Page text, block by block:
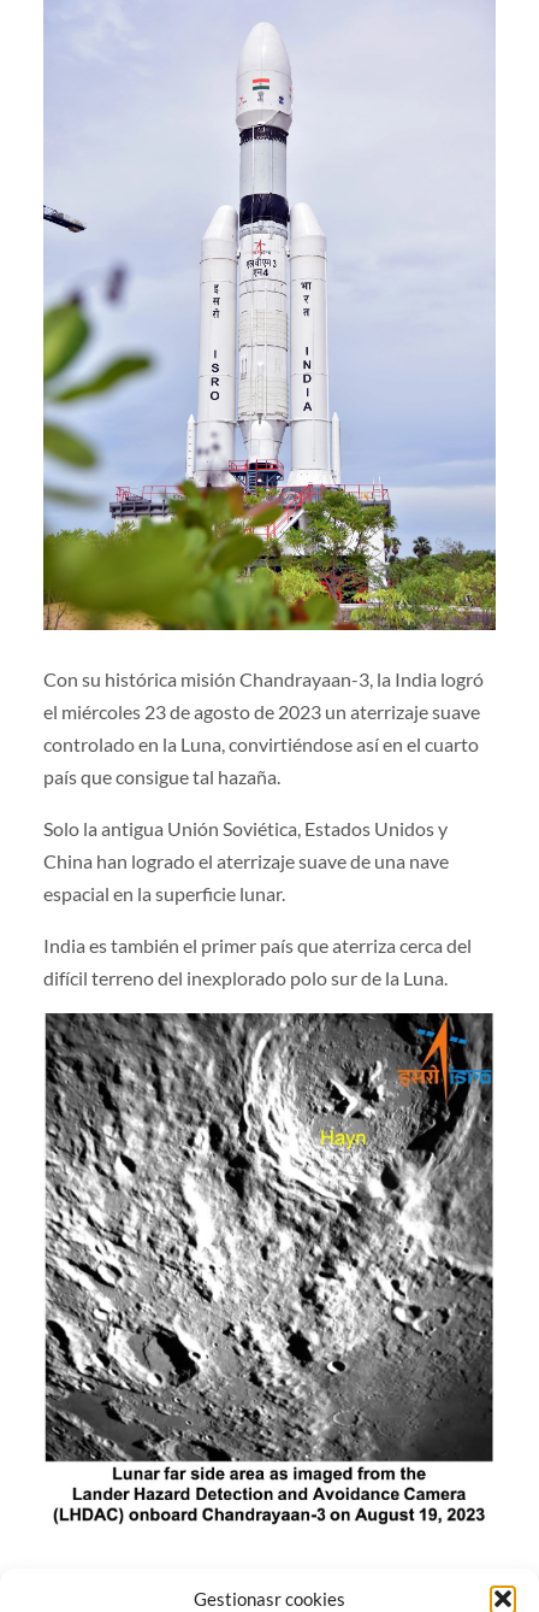
Gestionasr cookies
Con su histórica misión Chandrayaan-3, la India logró
el miércoles 23 de agosto de 2023 un aterrizaje suave
controlado en la Luna, convirtiéndose así en el cuarto
país que consigue tal hazaña.
Solo la antigua Unión Soviética, Estados Unidos y
China han logrado el aterrizaje suave de una nave
espacial en la superficie lunar.
India es también el primer país que aterriza cerca del
difícil terreno del inexplorado polo sur de la Luna.